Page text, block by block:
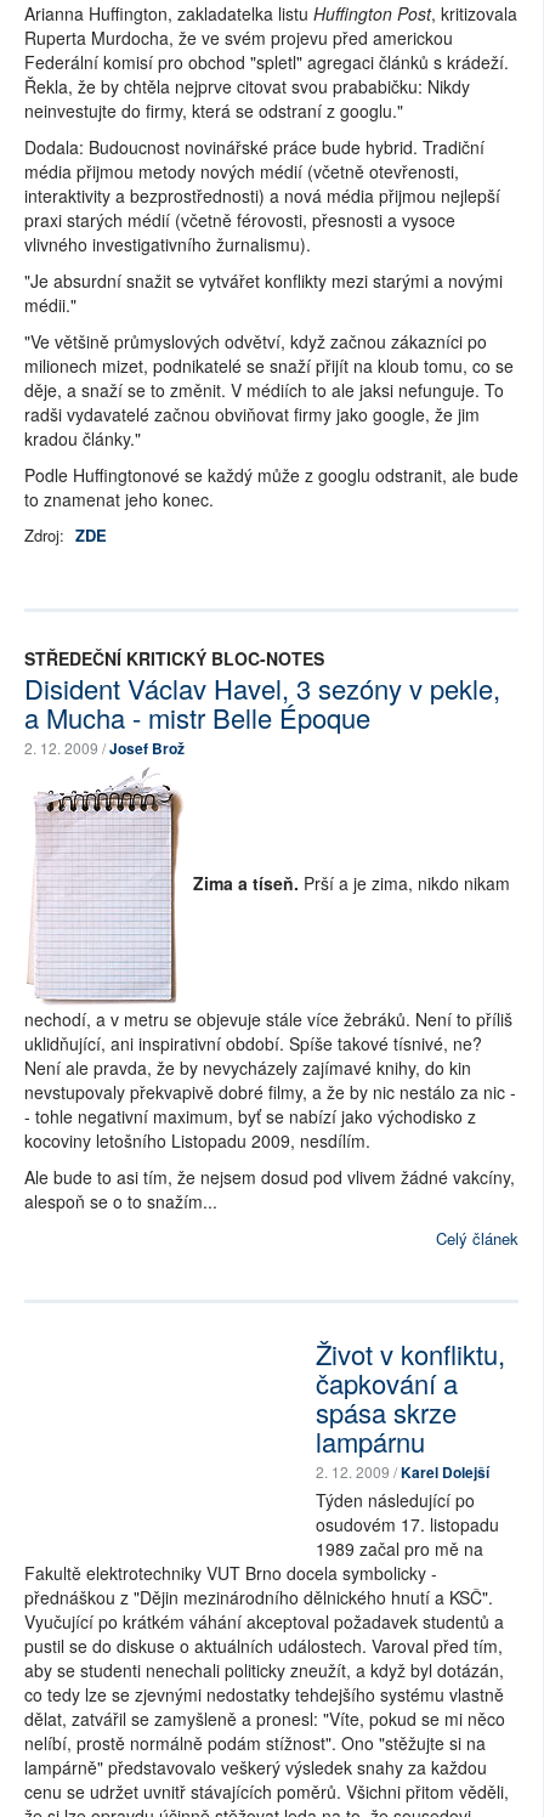
Arianna Huffington, zakladatelka listu Huffington Post, kritizovala
Ruperta Murdocha, že ve svém projevu před americkou
Federální komisí pro obchod "spletl" agregaci článků s krádeží.
Řekla, že by chtěla nejprve citovat svou prababičku: Nikdy
neinvestujte do firmy, která se odstraní z googlu."
Dodala: Budoucnost novinářské práce bude hybrid. Tradiční
média přijmou metody nových médií (včetně otevřenosti,
interaktivity a bezprostřednosti) a nová média přijmou nejlepší
praxi starých médií (včetně férovosti, přesnosti a vysoce
vlivného investigativního žurnalismu).
"Je absurdní snažit se vytvářet konflikty mezi starými a novými
médii."
"Ve většině průmyslových odvětví, když začnou zákazníci po
milionech mizet, podnikatelé se snaží přijít na kloub tomu, co se
děje, a snaží se to změnit. V médiích to ale jaksi nefunguje. To
radši vydavatelé začnou obviňovat firmy jako google, že jim
kradou články."
Podle Huffingtonové se každý může z googlu odstranit, ale bude
to znamenat jeho konec.
Zdroj: ZDE
STŘEDEČNÍ KRITICKÝ BLOC-NOTES
Disident Václav Havel, 3 sezóny v pekle,
a Mucha - mistr Belle Époque
2. 12. 2009 /Josef Brož
Zima a tíseň. Prší a je zima, nikdo nikam
nechodí, a v metru se objevuje stále více žebráků. Není to příliš
uklidňující, ani inspirativní období. Spíše takové tísnivé, ne?
Není ale pravda, že by nevycházely zajímavé knihy, do kin
nevstupovaly překvapivě dobré filmy, a že by nic nestálo za nic -
- tohle negativní maximum, byť se nabízí jako východisko z
kocoviny letošního Listopadu 2009, nesdílím.
Ale bude to asi tím, že nejsem dosud pod vlivem žádné vakcíny,
alespoň se o to snažím...
Celý článek
Život v konfliktu,
čapkování a
spása skrze
lampárnu
2. 12. 2009 /Karel Dolejší
Týden následující po
osudovém 17. listopadu
1989 začal pro mě na
Fakultě elektrotechniky VUT Brno docela symbolicky -
přednáškou z "Dějin mezinárodního dělnického hnutí a KSČ".
Vyučující po krátkém váhání akceptoval požadavek studentů a
pustil se do diskuse o aktuálních událostech. Varoval před tím,
aby se studenti nenechali politicky zneužít, a když byl dotázán,
co tedy lze se zjevnými nedostatky tehdejšího systému vlastně
dělat, zatvářil se zamyšleně a pronesl: "Víte, pokud se mi něco
nelíbí, prostě normálně podám stížnost". Ono "stěžujte si na
lampárně" představovalo veškerý výsledek snahy za každou
cenu se udržet uvnitř stávajících poměrů. Všichni přitom věděli,